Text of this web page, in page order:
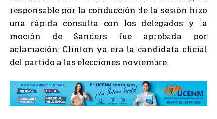
responsable por la conducción de la sesión hizo
una rápida consulta con los delegados y la
moción de Sanders fue aprobada por
aclamación: Clinton ya era la candidata oficial
del partido a las elecciones noviembre.